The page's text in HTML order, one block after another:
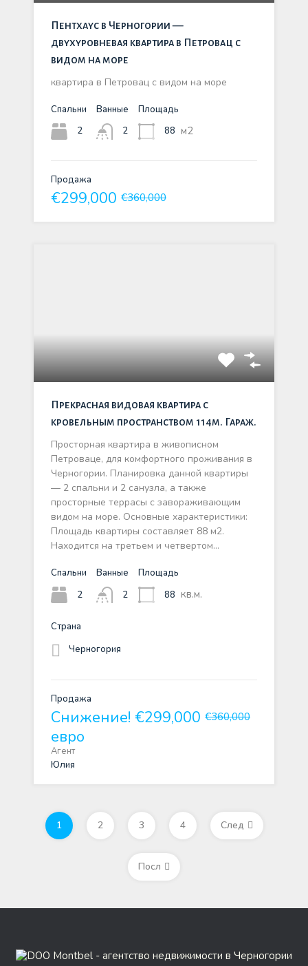
Пентхаус в Черногории —
двухуровневая квартира в Петровац с
видом на море
квартира в Петровац с видом на море
Спальни
2
Ванные
2
Площадь
88 м2
Продажа
€299,000 €360,000
Прекрасная видовая квартира с
кровельным пространством 114м. Гараж.
Просторная квартира в живописном
Петроваце, для комфортного проживания в
Черногории. Планировка данной квартиры
— 2 спальни и 2 санузла, а также
просторные террасы с завораживающим
видом на море. Основные характеристики:
Площадь квартиры составляет 88 м2.
Находится на третьем и четвертом…
Спальни
2
Ванные
2
Площадь
88 кв.м.
Страна
Черногория
Продажа
Снижение! €299,000 €360,000
евро
Агент
Юлия
1 2 3 4 След
Посл